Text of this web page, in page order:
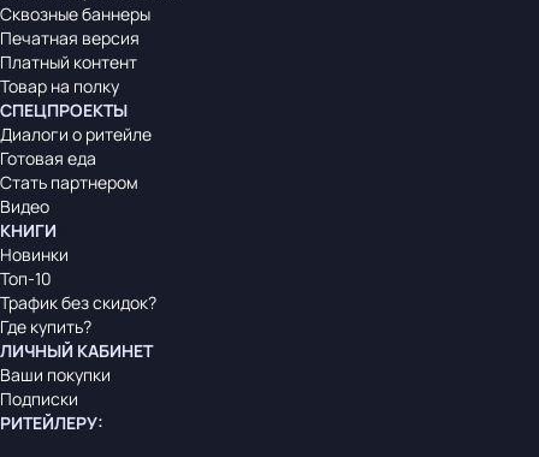
Сквозные баннеры
Печатная версия
Платный контент
Товар на полку
СПЕЦПРОЕКТЫ
Диалоги о ритейле
Готовая еда
Стать партнером
Видео
КНИГИ
Новинки
Топ-10
Трафик без скидок?
Где купить?
ЛИЧНЫЙ КАБИНЕТ
Ваши покупки
Подписки
РИТЕЙЛЕРУ: